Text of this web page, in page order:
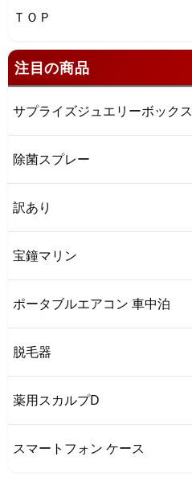
ＴＯＰ
注目の商品
サプライズジュエリーボックス
除菌スプレー
訳あり
宝鐘マリン
ポータブルエアコン 車中泊
脱毛器
薬用スカルプD
スマートフォン ケース